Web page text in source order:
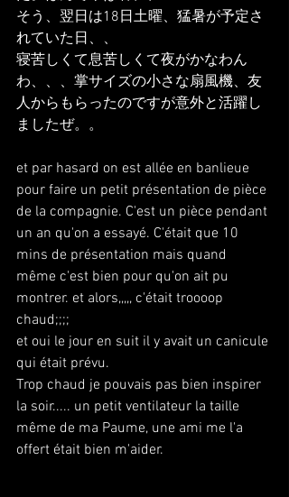
そう、翌日は18日土曜、猛暑が予定さ
れていた日、、
寝苦しくて息苦しくて夜がかなわん
わ、、、掌サイズの小さな扇風機、友
人からもらったのですが意外と活躍し
ましたぜ。。
et par hasard on est allée en banlieue
pour faire un petit présentation de pièce
de la compagnie. C'est un pièce pendant
un an qu'on a essayé. C'était que 10
mins de présentation mais quand
même c'est bien pour qu'on ait pu
montrer. et alors,,,,, c'était troooop
chaud;;;;
et oui le jour en suit il y avait un canicule
qui était prévu.
Trop chaud je pouvais pas bien inspirer
la soir..... un petit ventilateur la taille
même de ma Paume, une ami me l'a
offert était bien m'aider.